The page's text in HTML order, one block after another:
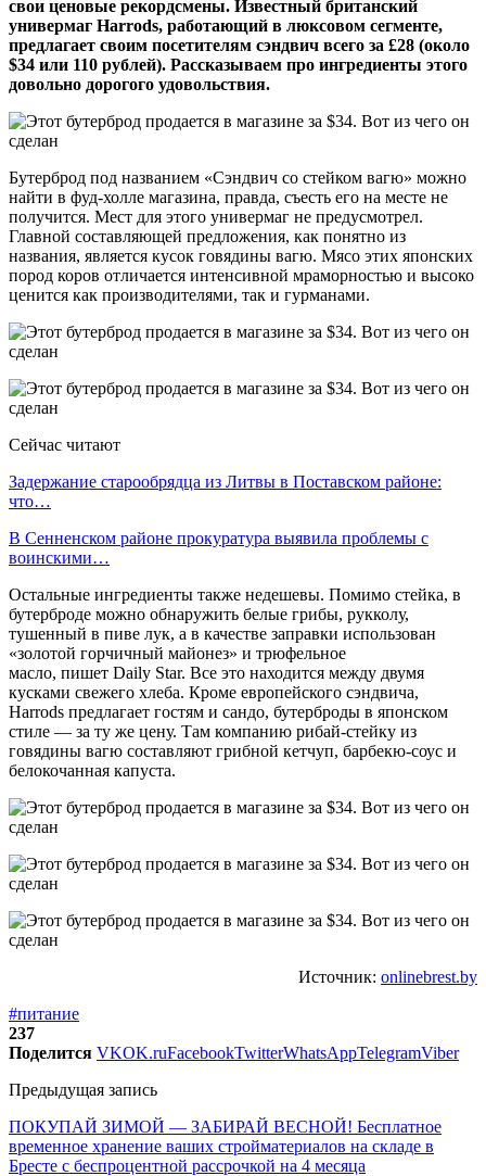
свои ценовые рекордсмены. Известный британский
универмаг Harrods, работающий в люксовом сегменте,
предлагает своим посетителям сэндвич всего за £28 (около
$34 или 110 рублей). Рассказываем про ингредиенты этого
довольно дорогого удовольствия.
Бутерброд под названием «Сэндвич со стейком вагю» можно
найти в фуд-холле магазина, правда, съесть его на месте не
получится. Мест для этого универмаг не предусмотрел.
Главной составляющей предложения, как понятно из
названия, является кусок говядины вагю. Мясо этих японских
пород коров отличается интенсивной мраморностью и высоко
ценится как производителями, так и гурманами.
Сейчас читают
Задержание старообрядца из Литвы в Поставском районе:
что…
В Сенненском районе прокуратура выявила проблемы с
воинскими…
Остальные ингредиенты также недешевы. Помимо стейка, в
бутерброде можно обнаружить белые грибы, рукколу,
тушенный в пиве лук, а в качестве заправки использован
«золотой горчичный майонез» и трюфельное
масло, пишет Daily Star. Все это находится между двумя
кусками свежего хлеба. Кроме европейского сэндвича,
Harrods предлагает гостям и сандо, бутерброды в японском
стиле — за ту же цену. Там компанию рибай-стейку из
говядины вагю составляют грибной кетчуп, барбекю-соус и
белокочанная капуста.
Источник: onlinebrest.by
#питание
237
Поделится VKOK.ruFacebookTwitterWhatsAppTelegramViber
Предыдущая запись
ПОКУПАЙ ЗИМОЙ — ЗАБИРАЙ ВЕСНОЙ! Бесплатное
временное хранение ваших стройматериалов на складе в
Бресте с беспроцентной рассрочкой на 4 месяца